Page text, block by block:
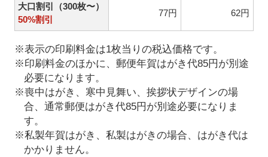
大口割引（300枚〜）
50%割引
77円 62円
※表示の印刷料金は1枚当りの税込価格です。
※印刷料金のほかに、郵便年賀はがき代85円が別途
必要になります。
※喪中はがき、寒中見舞い、挨拶状デザインの場
合、通常郵便はがき代85円が別途必要になりま
す。
※私製年賀はがき、私製はがきの場合、はがき代は
かかりません。